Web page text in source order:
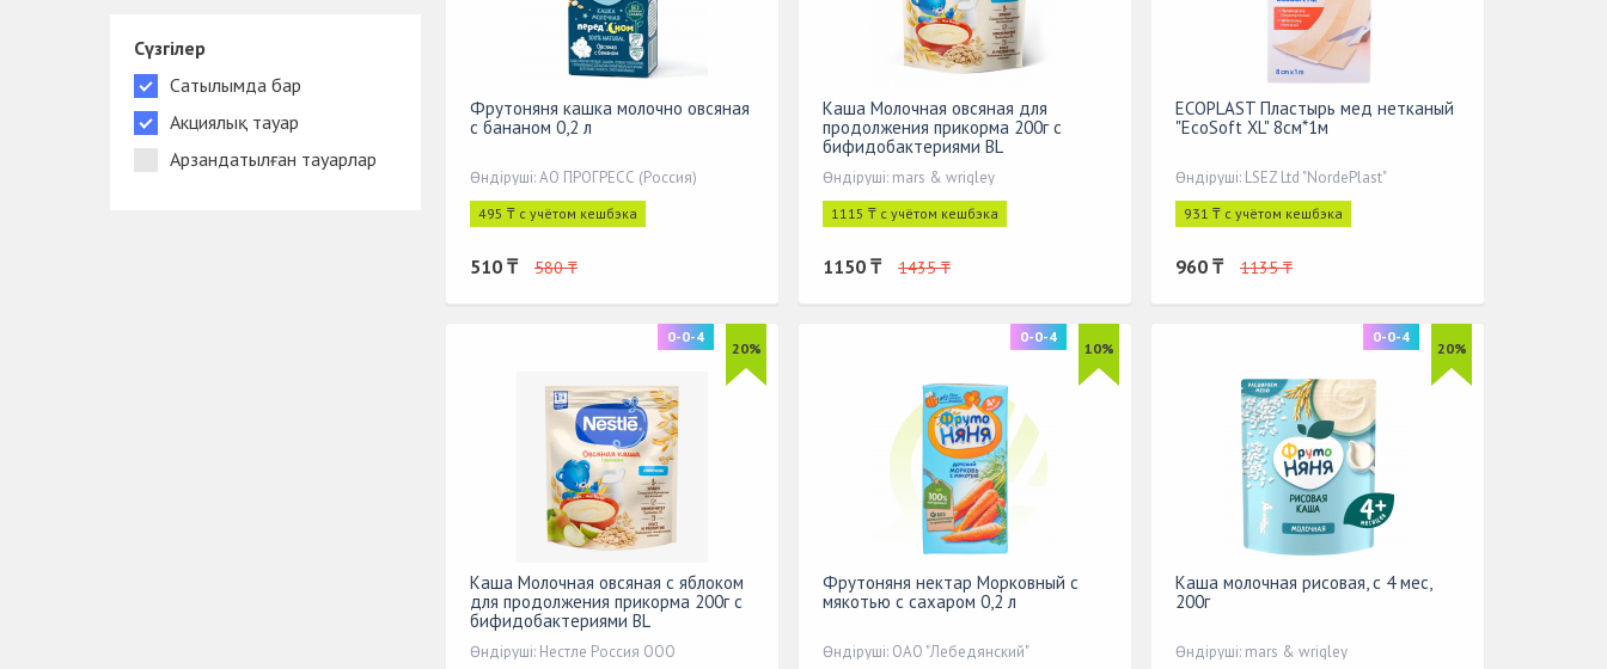
Сүзгілер
Сатылымда бар
Акциялық тауар
Арзандатылған тауарлар
Фрутоняня кашка молочно овсяная
с бананом 0,2 л
Өндіруші: АО ПРОГРЕСС (Россия)
495 ₸ с учётом кешбэка
510 ₸ 580 ₸
Каша Молочная овсяная для
продолжения прикорма 200г с
бифидобактериями BL
Өндіруші: mars & wrigley
1115 ₸ с учётом кешбэка
1150 ₸ 1435 ₸
ECOPLAST Пластырь мед нетканый
"EcoSoft XL" 8см*1м
Өндіруші: LSEZ Ltd "NordePlast"
931 ₸ с учётом кешбэка
960 ₸ 1135 ₸
20%
0-0-4
Каша Молочная овсяная с яблоком
для продолжения прикорма 200г с
бифидобактериями BL
Өндіруші: Нестле Россия ООО
10%
0-0-4
Фрутоняня нектар Морковный с
мякотью с сахаром 0,2 л
Өндіруші: ОАО "Лебедянский"
20%
0-0-4
Каша молочная рисовая, с 4 мес,
200г
Өндіруші: mars & wrigley